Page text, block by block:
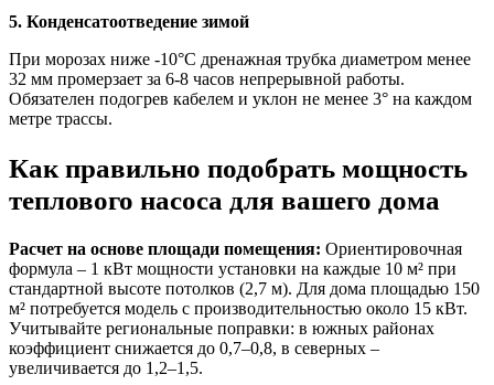
5. Конденсатоотведение зимой
При морозах ниже -10°C дренажная трубка диаметром менее
32 мм промерзает за 6-8 часов непрерывной работы.
Обязателен подогрев кабелем и уклон не менее 3° на каждом
метре трассы.
Как правильно подобрать мощность
теплового насоса для вашего дома
Расчет на основе площади помещения: Ориентировочная
формула – 1 кВт мощности установки на каждые 10 м² при
стандартной высоте потолков (2,7 м). Для дома площадью 150
м² потребуется модель с производительностью около 15 кВт.
Учитывайте региональные поправки: в южных районах
коэффициент снижается до 0,7–0,8, в северных –
увеличивается до 1,2–1,5.